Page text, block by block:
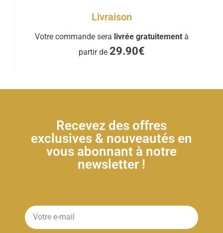
Livraison
Votre commande sera livrée gratuitement à
partir de 29.90€
Recevez des offres
exclusives & nouveautés en
vous abonnant à notre
newsletter !